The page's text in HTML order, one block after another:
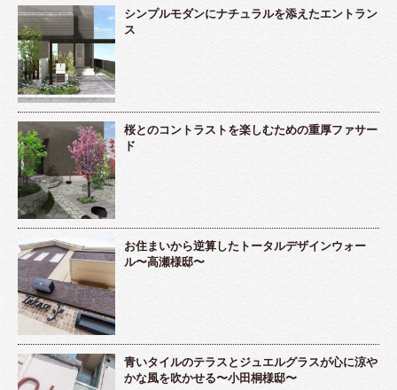
シンプルモダンにナチュラルを添えたエントラン
ス
桜とのコントラストを楽しむための重厚ファサー
ド
お住まいから逆算したトータルデザインウォー
ル〜高瀬様邸〜
青いタイルのテラスとジュエルグラスが心に涼や
かな風を吹かせる〜小田桐様邸〜